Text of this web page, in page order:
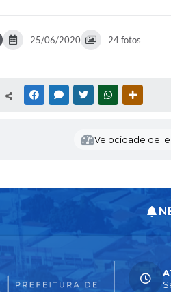
25/06/2020 24 fotos
FACEBOOKMESSENGER
TWITTERWHATSAPP
Velocidade de